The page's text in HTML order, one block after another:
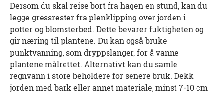
Dersom du skal reise bort fra hagen en stund, kan du
legge gressrester fra plenklipping over jorden i
potter og blomsterbed. Dette bevarer fuktigheten og
gir næring til plantene. Du kan også bruke
punktvanning, som dryppslanger, for å vanne
plantene målrettet. Alternativt kan du samle
regnvann i store beholdere for senere bruk. Dekk
jorden med bark eller annet materiale, minst 7-10 cm